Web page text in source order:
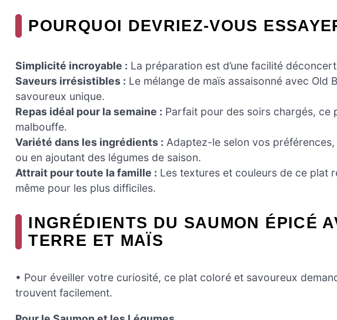
POURQUOI DEVRIEZ-VOUS
Simplicité incroyable : La préparation est d’une facilité
Saveurs irrésistibles : Le mélange de maïs assaisonné avec Old
savoureux unique.
Repas idéal pour la semaine : Parfait pour des soirs chargés, ce
malbouffe.
Variété dans les ingrédients : Adaptez-le selon vos
ou en ajoutant des légumes de saison.
Attrait pour toute la famille : Les textures et couleurs de ce plat
même pour les plus difficiles.
INGRÉDIENTS DU SAUMON ÉPICÉ
TERRE ET MAÏS
• Pour éveiller votre curiosité, ce plat coloré et savoureux
trouvent facilement.